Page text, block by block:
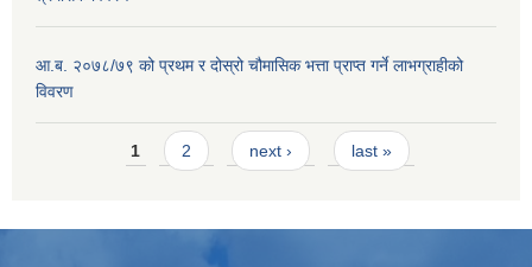
आ.ब. २०७८/७९ को प्रथम र दोस्रो चौमासिक भत्ता प्राप्त गर्ने लाभग्राहीको
विवरण
Pages1 2 next › last »